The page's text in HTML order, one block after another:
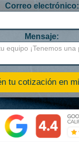
Correo electrónico:
Mensaje: